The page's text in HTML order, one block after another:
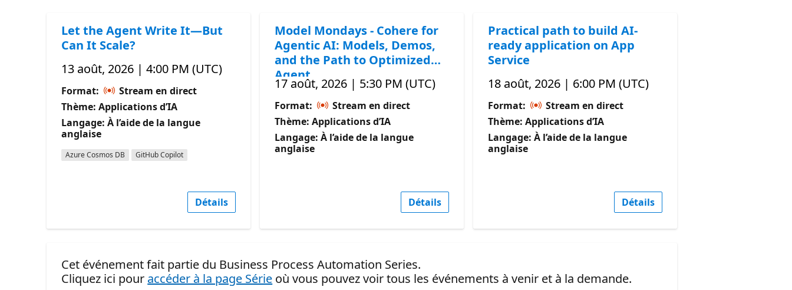
Let the Agent Write It—But
Can It Scale?
13 août, 2026 | 4:00 PM (UTC)
Format:
Stream en direct
Thème: Applications d’IA
Langage: À l’aide de la langue
anglaise
Azure Cosmos DB GitHub Copilot
Détails
Model Mondays - Cohere for
Agentic AI: Models, Demos,
and the Path to Optimized
Agent
17 août, 2026 | 5:30 PM (UTC)
Format:
Stream en direct
Thème: Applications d’IA
Langage: À l’aide de la langue
anglaise
Détails
Practical path to build AI-
ready application on App
Service
18 août, 2026 | 6:00 PM (UTC)
Format:
Stream en direct
Thème: Applications d’IA
Langage: À l’aide de la langue
anglaise
Détails
Cet événement fait partie du Business Process Automation Series.
Cliquez ici pour accéder à la page Série où vous pouvez voir tous les événements à venir et à la demande.